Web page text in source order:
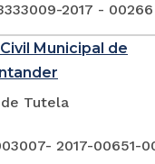
2017 -
Municipal de
Tutela
2017-00651-